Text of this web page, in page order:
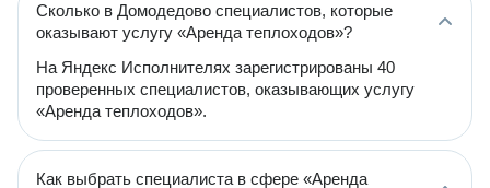
Сколько в Домодедово специалистов, которые
оказывают услугу «Аренда теплоходов»?
На Яндекс Исполнителях зарегистрированы 40
проверенных специалистов, оказывающих услугу
«Аренда теплоходов».
Как выбрать специалиста в сфере «Аренда